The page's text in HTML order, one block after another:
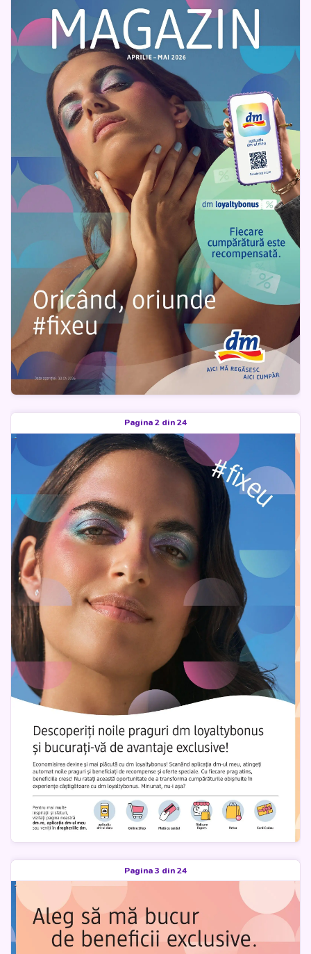
Prin Katalog, Catalogul DM poate fi răsfoit rapid și ușor,
oferind tuturor ocazia de a descoperi produse de calitate și
oferte avantajoase. Este alegerea ideală pentru cei care vor
să îmbine grija pentru sine cu economii inteligente.
Pagina 2 din 24
Pagina 3 din 24